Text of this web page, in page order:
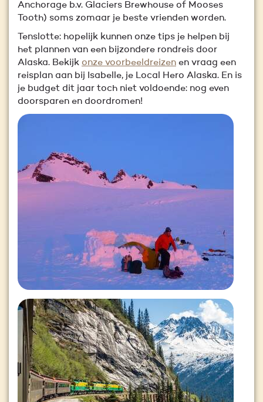
Anchorage b.v. Glaciers Brewhouse of Mooses
Tooth) soms zomaar je beste vrienden worden.
Tenslotte: hopelijk kunnen onze tips je helpen bij
het plannen van een bijzondere rondreis door
Alaska. Bekijk onze voorbeeldreizen en vraag een
reisplan aan bij Isabelle, je Local Hero Alaska. En is
je budget dit jaar toch niet voldoende: nog even
doorsparen en doordromen!